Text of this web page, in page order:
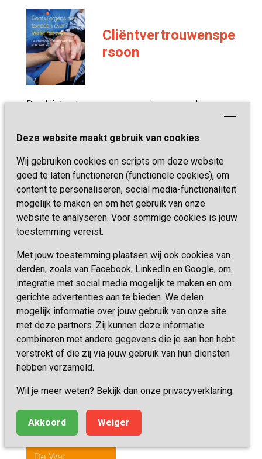
Deze website maakt gebruik van cookies
Wij gebruiken cookies en scripts om deze website
goed te laten functioneren (functionele cookies), om
content te personaliseren, social media-functionaliteit
mogelijk te maken en om het gebruik van onze
website te analyseren. Voor sommige cookies is jouw
toestemming vereist.
Met jouw toestemming plaatsen wij ook cookies van
derden, zoals van Facebook, LinkedIn en Google, om
integratie met social media mogelijk te maken en om
gerichte advertenties aan te bieden. We delen
mogelijk informatie over jouw gebruik van onze site
met deze partners. Zij kunnen deze informatie
combineren met andere gegevens die je aan hen hebt
verstrekt of die zij via jouw gebruik van hun diensten
hebben verzameld.
Wil je meer weten? Bekijk dan onze privacyverklaring.
Akkoord Weiger
Cliëntvertrouwenspe
rsoon
De cliëntvertrouwenspersoon is er voor u!
FOLDER
CLIËNTVERTROUWENSPERSOON
Cliëntenraad
Uw medezeggenschap via de cliëntenraad
FOLDER CLIËNTENRAAD